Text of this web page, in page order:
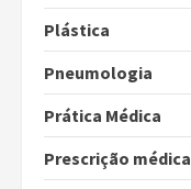
Plástica
Pneumologia
Prática Médica
Prescrição médica